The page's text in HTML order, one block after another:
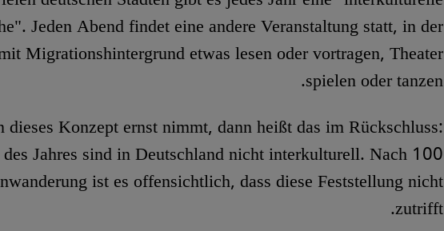
Jeden Abend findet eine andere Veranstaltung statt, in der
Migrationshintergrund etwas lesen oder vortragen, Theater
spielen oder tanzen.
dieses Konzept ernst nimmt, dann heißt das im Rückschluss:
Jahres sind in Deutschland nicht interkulturell. Nach 100
ist es offensichtlich, dass diese Feststellung nicht
zutrifft.